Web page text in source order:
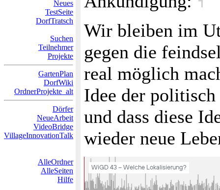
Neues
TestSeite
DorfTratsch
Suchen
Teilnehmer
Projekte
GartenPlan
DorfWiki
OrdnerProjekte_alt
Dörfer
NeueArbeit
VideoBridge
VillageInnovationTalk
AlleOrdner
AlleSeiten
Hilfe
Wir bleiben im
gegen die
real möglich
Idee der
und dass diese
wieder neue